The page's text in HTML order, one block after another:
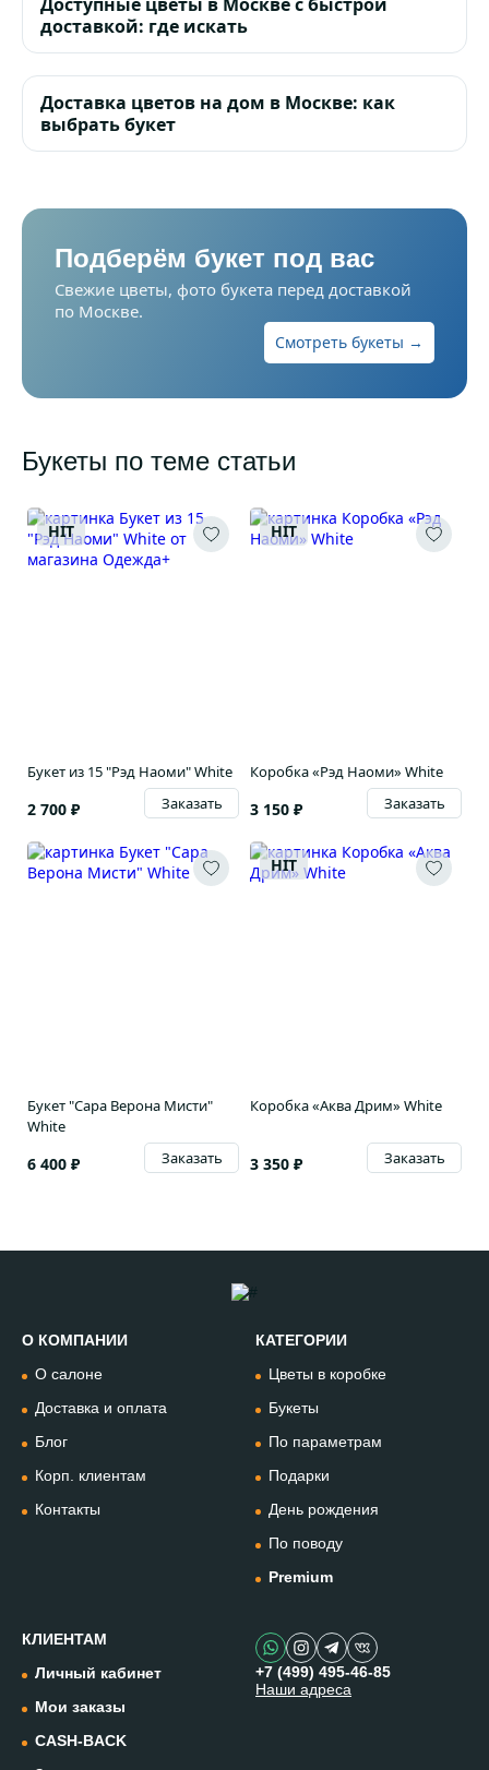
доставкой: где искать
Доставка цветов на дом в Москве: как
выбрать букет
Подберём букет под вас
Свежие цветы, фото букета перед доставкой
по Москве.
Смотреть букеты →
Букеты по теме статьи
HIT
Букет из 15 "Рэд Наоми" White
2 700 ₽ Заказать
HIT
Коробка «Рэд Наоми» White
3 150 ₽ Заказать
Букет "Сара Верона Мисти"
White
6 400 ₽ Заказать
HIT
Коробка «Аква Дрим» White
3 350 ₽ Заказать
О КОМПАНИИ
О салоне
Доставка и оплата
Блог
Корп. клиентам
Контакты
КАТЕГОРИИ
Цветы в коробке
Букеты
По параметрам
Подарки
День рождения
По поводу
Premium
КЛИЕНТАМ
Личный кабинет
Мои заказы
CASH-BACK
+7 (499) 495-46-85
Наши адреса
Позвонить
+74994954685
WhatsApp
+79912981236
@omflowersbot
Instagram